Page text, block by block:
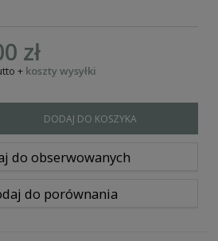
zł
+ koszty wysyłki
DODAJ DO KOSZYKA
do obserwowanych
do porównania